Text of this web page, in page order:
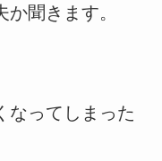
聞きます。
なってしまった